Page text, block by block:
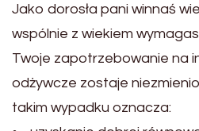
Jako dorosła pani winnaś
wspólnie z wiekiem
Twoje zapotrzebowanie na
odżywcze zostaje
takim wypadku oznacza: